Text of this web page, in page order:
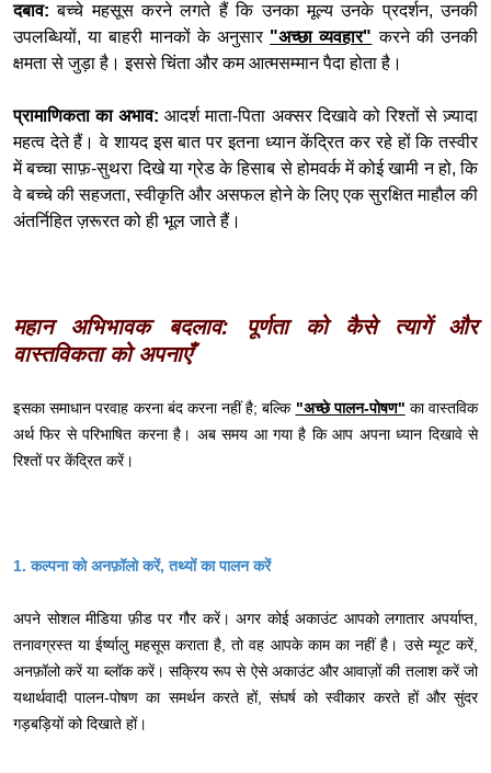
दबाव:बच्चे महसूस करने लगते हैं कि उनका मूल्य उनके प्रदर्शन, उनकी
उपलब्धियों, या बाहरी मानकों के अनुसार "अच्छा व्यवहार" करने की उनकी
क्षमता से जुड़ा है। इससे चिंता और कम आत्मसम्मान पैदा होता है।
प्रामाणिकता का अभाव: आदर्श माता-पिता अक्सर दिखावे को रिश्तों से ज़्यादा
महत्व देते हैं। वे शायद इस बात पर इतना ध्यान केंद्रित कर रहे हों कि तस्वीर
में बच्चा साफ़-सुथरा दिखे या ग्रेड के हिसाब से होमवर्क में कोई खामी न हो, कि
वे बच्चे की सहजता, स्वीकृति और असफल होने के लिए एक सुरक्षित माहौल की
अंतर्निहित ज़रूरत को ही भूल जाते हैं।
महान अभिभावक बदलाव: पूर्णता को कैसे त्यागें और
वास्तविकता को अपनाएँ
इसका समाधान परवाह करना बंद करना नहीं है; बल्कि "अच्छे पालन-पोषण" का वास्तविक
अर्थ फिर से परिभाषित करना है। अब समय आ गया है कि आप अपना ध्यान दिखावे से
रिश्तों पर केंद्रित करें।
1. कल्पना को अनफ़ॉलो करें, तथ्यों का पालन करें
अपने सोशल मीडिया फ़ीड पर गौर करें। अगर कोई अकाउंट आपको लगातार अपर्याप्त,
तनावग्रस्त या ईर्ष्यालु महसूस कराता है, तो वह आपके काम का नहीं है। उसे म्यूट करें,
अनफ़ॉलो करें या ब्लॉक करें। सक्रिय रूप से ऐसे अकाउंट और आवाज़ों की तलाश करें जो
यथार्थवादी पालन-पोषण का समर्थन करते हों, संघर्ष को स्वीकार करते हों और सुंदर
गड़बड़ियों को दिखाते हों।